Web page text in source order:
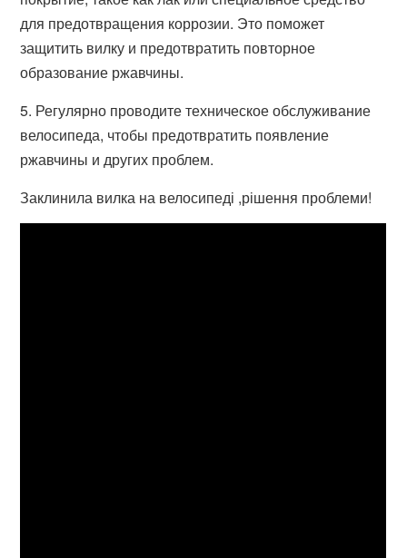
для предотвращения коррозии. Это поможет
защитить вилку и предотвратить повторное
образование ржавчины.
5. Регулярно проводите техническое обслуживание
велосипеда, чтобы предотвратить появление
ржавчины и других проблем.
Заклинила вилка на велосипеді ,рішення проблеми!